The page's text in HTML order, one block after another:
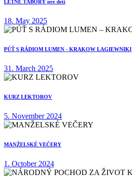
LETNÉ TÁBORY pre deti
18. May 2025
PÚŤ S RÁDIOM LUMEN - KRAKOW LAGIEWNIKI
31. March 2025
KURZ LEKTOROV
5. November 2024
MANŽELSKÉ VEČERY
1. October 2024